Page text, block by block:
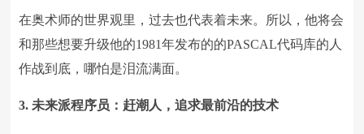
在奥术师的世界观里，过去也代表着未来。所以，他将会
和那些想要升级他的1981年发布的的PASCAL代码库的人
作战到底，哪怕是泪流满面。
3. 未来派程序员：赶潮人，追求最前沿的技术